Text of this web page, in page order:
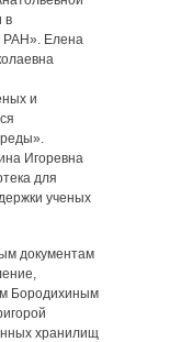
в
РАН». Елена
и
Игоревна
для
ученых
документам
Бородихиным
хранилищ